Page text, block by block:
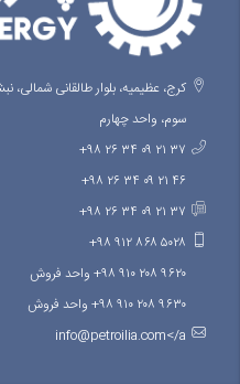
کرج، عظیمیه، بلوار طالقانی
سوم، واحد چهارم
۳۷ ۲۱ ۰۹ ۳۴ ۲۶ ۹۸+
۴۶ ۲۱ ۰۹ ۳۴ ۲۶ ۹۸+
۳۷ ۲۱ ۰۹ ۳۴ ۲۶ ۹۸+
۵۰۲۸ ۸۶۸ ۹۱۲ ۹۸+
۹۶۲۰ ۲۰۸ ۹۱۰ ۹۸+ واحد فروش
۹۶۳۰ ۲۰۸ ۹۱۰ ۹۸+ واحد فروش
info@petroilia.com</a